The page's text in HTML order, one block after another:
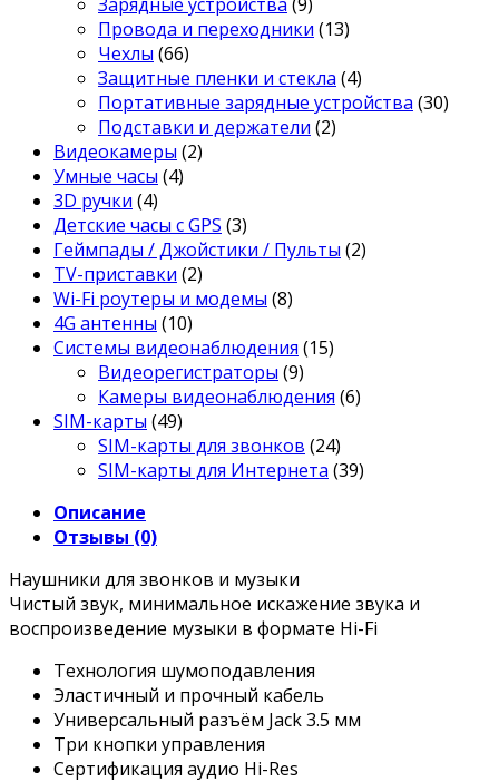
Провода и переходники (13)
Чехлы (66)
Защитные пленки и стекла (4)
Портативные зарядные устройства (30)
Подставки и держатели (2)
Видеокамеры (2)
Умные часы (4)
3D ручки (4)
Детские часы с GPS (3)
Геймпады / Джойстики / Пульты (2)
TV-приставки (2)
Wi-Fi роутеры и модемы (8)
4G антенны (10)
Системы видеонаблюдения (15)
Видеорегистраторы (9)
Камеры видеонаблюдения (6)
SIM-карты (49)
SIM-карты для звонков (24)
SIM-карты для Интернета (39)
Описание
Отзывы (0)
Наушники для звонков и музыки
Чистый звук, минимальное искажение звука и
воспроизведение музыки в формате Hi-Fi
Технология шумоподавления
Эластичный и прочный кабель
Универсальный разъём Jack 3.5 мм
Три кнопки управления
Сертификация аудио Hi-Res